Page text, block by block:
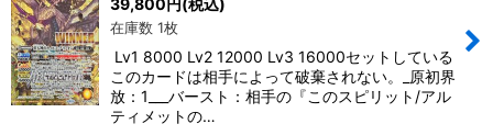
在庫数 1枚
Lv1 8000 Lv2 12000 Lv3 16000セットしている
このカードは相手によって破棄されない。_原初界
放：1___バースト：相手の『このスピリット/アル
ティメットの…